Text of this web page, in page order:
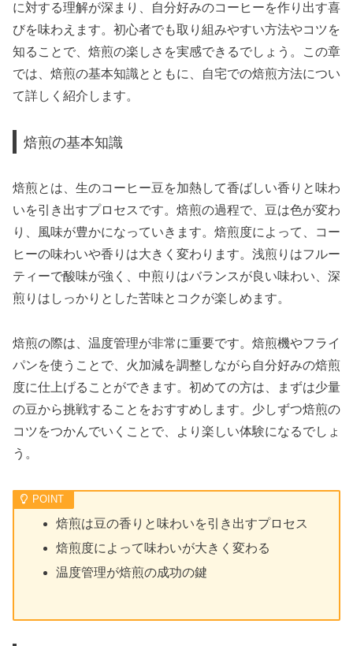
に対する理解が深まり、自分好みのコーヒーを作り出す喜
びを味わえます。初心者でも取り組みやすい方法やコツを
知ることで、焙煎の楽しさを実感できるでしょう。この章
では、焙煎の基本知識とともに、自宅での焙煎方法につい
て詳しく紹介します。
焙煎の基本知識
焙煎とは、生のコーヒー豆を加熱して香ばしい香りと味わ
いを引き出すプロセスです。焙煎の過程で、豆は色が変わ
り、風味が豊かになっていきます。焙煎度によって、コー
ヒーの味わいや香りは大きく変わります。浅煎りはフルー
ティーで酸味が強く、中煎りはバランスが良い味わい、深
煎りはしっかりとした苦味とコクが楽しめます。
焙煎の際は、温度管理が非常に重要です。焙煎機やフライ
パンを使うことで、火加減を調整しながら自分好みの焙煎
度に仕上げることができます。初めての方は、まずは少量
の豆から挑戦することをおすすめします。少しずつ焙煎の
コツをつかんでいくことで、より楽しい体験になるでしょ
う。
焙煎は豆の香りと味わいを引き出すプロセス
焙煎度によって味わいが大きく変わる
温度管理が焙煎の成功の鍵